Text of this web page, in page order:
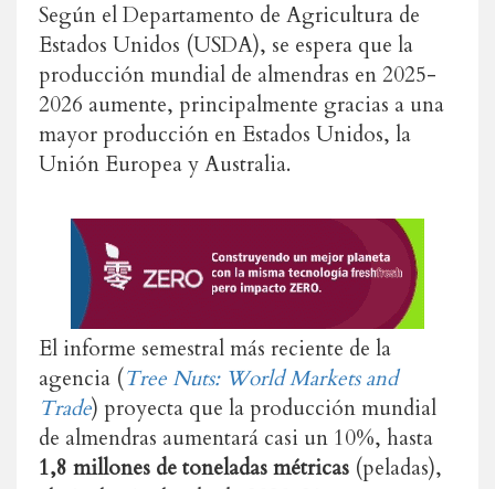
Según el Departamento de Agricultura de
Estados Unidos (USDA), se espera que la
producción mundial de almendras en 2025-
2026 aumente, principalmente gracias a una
mayor producción en Estados Unidos, la
Unión Europea y Australia.
El informe semestral más reciente de la
agencia (Tree Nuts: World Markets and
Trade) proyecta que la producción mundial
de almendras aumentará casi un 10%, hasta
1,8 millones de toneladas métricas (peladas),